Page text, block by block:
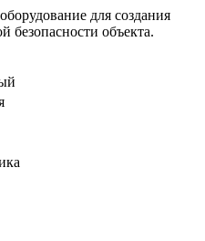
для создания
безопасности объекта.